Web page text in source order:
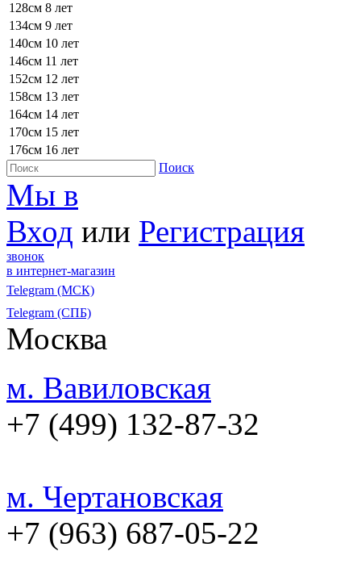
128см 8 лет
134см 9 лет
140см 10 лет
146см 11 лет
152см 12 лет
158см 13 лет
164см 14 лет
170см 15 лет
176см 16 лет
Поиск
Мы в
Вход или Регистрация
звонок
в интернет-магазин
Telegram (МСК)
Telegram (СПБ)
Москва
м. Вавиловская
+7 (499) 132-87-32
м. Чертановская
+7 (963) 687-05-22